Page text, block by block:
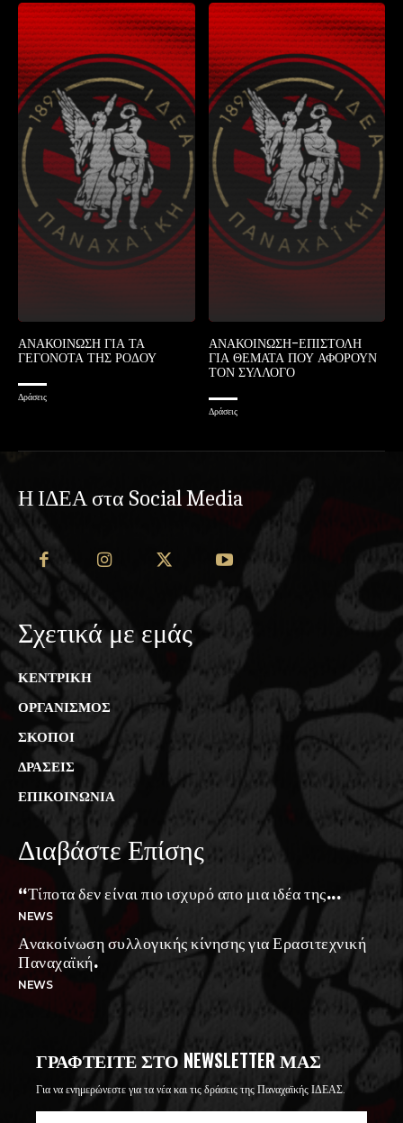
ΑΝΑΚΟΙΝΩΣΗ ΓΙΑ ΤΑ
ΓΕΓΟΝΟΤΑ ΤΗΣ ΡΟΔΟΥ
Δράσεις
ΑΝΑΚΟΙΝΩΣΗ-ΕΠΙΣΤΟΛΗ
ΓΙΑ ΘΕΜΑΤΑ ΠΟΥ ΑΦΟΡΟΥΝ
ΤΟΝ ΣΥΛΛΟΓΟ
Δράσεις
Η ΙΔΕΑ στα Social Media
Σχετικά με εμάς
ΚΕΝΤΡΙΚΗ
ΟΡΓΑΝΙΣΜΟΣ
ΣΚΟΠΟΙ
ΔΡΑΣΕΙΣ
ΕΠΙΚΟΙΝΩΝΙΑ
Διαβάστε Επίσης
“Τίποτα δεν είναι πιο ισχυρό απο μια ιδέα της...
NEWS
Ανακοίνωση συλλογικής κίνησης για Ερασιτεχνική
Παναχαϊκή.
NEWS
ΓΡΑΦΤΕΊΤΕ ΣΤΟ NEWSLETTER ΜΑΣ
Για να ενημερώνεστε για τα νέα και τις δράσεις της Παναχαϊκής ΙΔΕΑΣ.